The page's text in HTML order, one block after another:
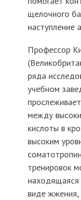
щелочного
наступление
Профессор
ряда
учебном
между
кислоты в
высоким
тренировок
виде